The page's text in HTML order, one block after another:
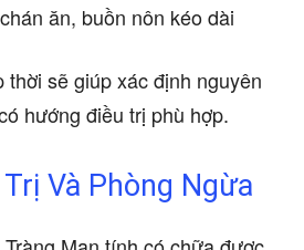
ăn, buồn nôn kéo dài
thời sẽ giúp xác định nguyên
hướng điều trị phù hợp.
Và Phòng Ngừa